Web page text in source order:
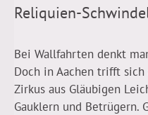
Reliquien-
Bei Wallfahrten denkt
Doch in Aachen trifft
Zirkus aus Gläubigen
Gauklern und Betrügern.